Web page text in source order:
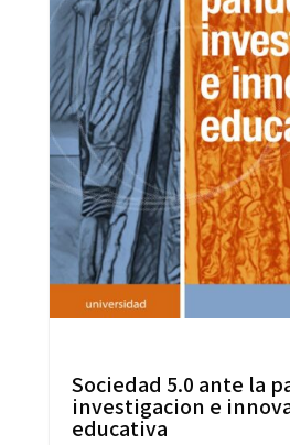
Sociedad 5.0 ante la
investigacion e
educativa